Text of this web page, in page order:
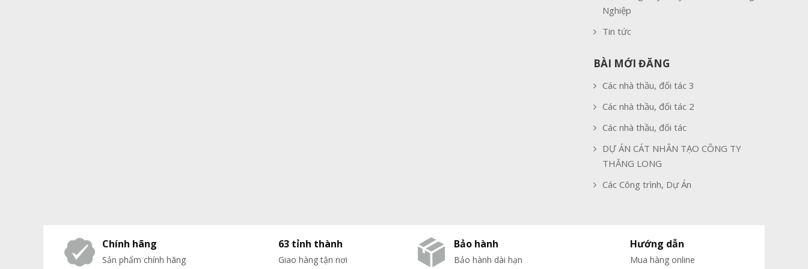
Nghiệp
Tin tức
BÀI MỚI ĐĂNG
Các nhà thầu, đối tác 3
Các nhà thầu, đối tác 2
Các nhà thầu, đối tác
DỰ ÁN CÁT NHÂN TẠO CÔNG TY
THĂNG LONG
Các Công trình, Dự Án
Chính hãng
Sản phẩm chính hãng
63 tỉnh thành
Giao hàng tận nơi
Bảo hành
Bảo hành dài hạn
Hướng dẫn
Mua hàng online